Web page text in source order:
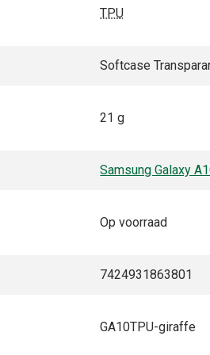
TPU
Softcase
21 g
Samsung Galaxy
Op voorraad
7424931863801
GA10TPU-giraffe